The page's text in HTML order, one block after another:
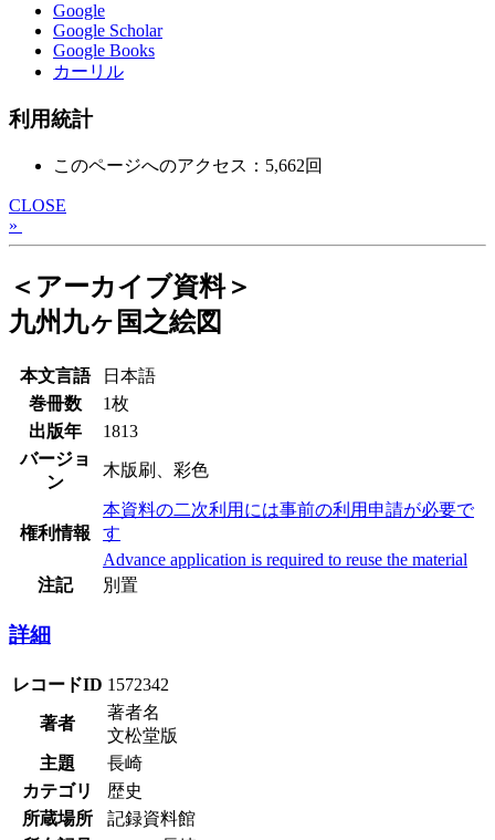
Google
Google Scholar
Google Books
カーリル
利用統計
このページへのアクセス：5,662回
CLOSE
»
＜アーカイブ資料＞
九州九ヶ国之絵図
本文言語
日本語
巻冊数
1枚
出版年
1813
バージョ
ン
木版刷、彩色
権利情報
本資料の二次利用には事前の利用申請が必要で
す
Advance application is required to reuse the material
注記
別置
詳細
レコードID 1572342
著者
著者名
文松堂版
主題
長崎
カテゴリ
歴史
所蔵場所
記録資料館